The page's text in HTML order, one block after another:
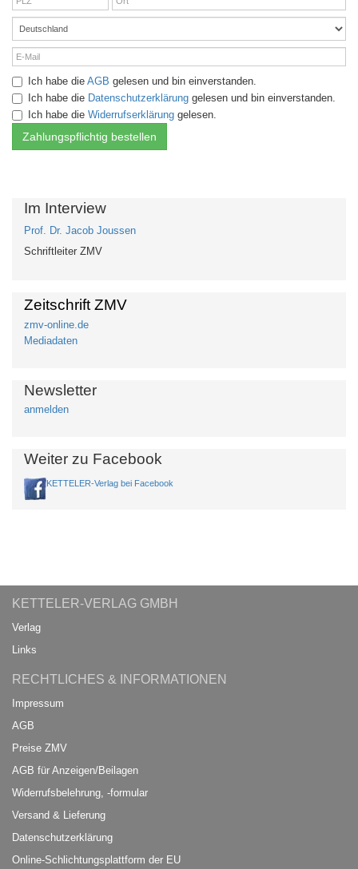
Ich habe die AGB gelesen und bin einverstanden.
Ich habe die Datenschutzerklärung gelesen und bin einverstanden.
Ich habe die Widerrufserklärung gelesen.
Im Interview
Prof. Dr. Jacob Joussen
Schriftleiter ZMV
Zeitschrift ZMV
zmv-online.de
Mediadaten
Newsletter
anmelden
Weiter zu Facebook
KETTELER-Verlag bei Facebook
KETTELER-VERLAG GMBH
Verlag
Links
RECHTLICHES & INFORMATIONEN
Impressum
AGB
Preise ZMV
AGB für Anzeigen/Beilagen
Widerrufsbelehrung, -formular
Versand & Lieferung
Datenschutzerklärung
Online-Schlichtungsplattform der EU